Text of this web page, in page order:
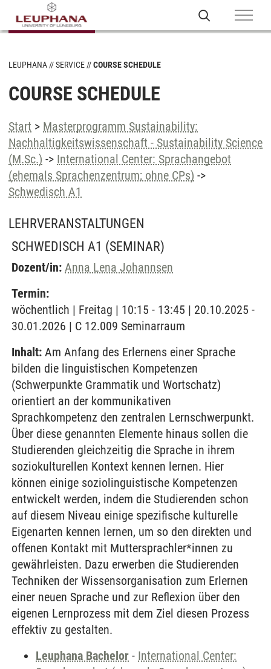
LEUPHANA SERVICE COURSE SCHEDULE
COURSE SCHEDULE
Start > Masterprogramm Sustainability:
Nachhaltigkeitswissenschaft - Sustainability Science
(M.Sc.) -> International Center: Sprachangebot
(ehemals Sprachenzentrum; ohne CPs) ->
Schwedisch A1
LEHRVERANSTALTUNGEN
SCHWEDISCH A1 (SEMINAR)
Dozent/in: Anna Lena Johannsen
Termin:
wöchentlich | Freitag | 10:15 - 13:45 | 20.10.2025 -
30.01.2026 | C 12.009 Seminarraum
Inhalt: Am Anfang des Erlernens einer Sprache
bilden die linguistischen Kompetenzen
(Schwerpunkte Grammatik und Wortschatz)
orientiert an der kommunikativen
Sprachkompetenz den zentralen Lernschwerpunkt.
Über diese genannten Elemente hinaus sollen die
Studierenden gleichzeitig die Sprache in ihrem
soziokulturellen Kontext kennen lernen. Hier
können einige soziolinguistische Kompetenzen
entwickelt werden, indem die Studierenden schon
auf diesem Niveau einige spezifische kulturelle
Eigenarten kennen lernen, um so den direkten und
offenen Kontakt mit Muttersprachler*innen zu
gewährleisten. Dazu erwerben die Studierenden
Techniken der Wissensorganisation zum Erlernen
einer neuen Sprache und zur Reflexion über den
eigenen Lernprozess mit dem Ziel diesen Prozess
effektiv zu gestalten.
Leuphana Bachelor - International Center: